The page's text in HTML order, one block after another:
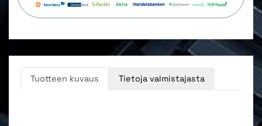
Tuotteen kuvaus Tietoja valmistajasta